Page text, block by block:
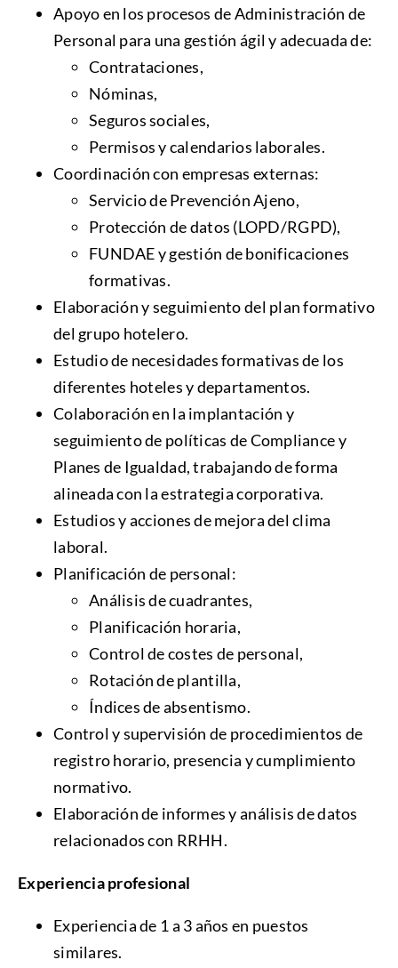
Apoyo en los procesos de Administración de
Personal para una gestión ágil y adecuada de:
Contrataciones,
Nóminas,
Seguros sociales,
Permisos y calendarios laborales.
Coordinación con empresas externas:
Servicio de Prevención Ajeno,
Protección de datos (LOPD/RGPD),
FUNDAE y gestión de bonificaciones
formativas.
Elaboración y seguimiento del plan formativo
del grupo hotelero.
Estudio de necesidades formativas de los
diferentes hoteles y departamentos.
Colaboración en la implantación y
seguimiento de políticas de Compliance y
Planes de Igualdad, trabajando de forma
alineada con la estrategia corporativa.
Estudios y acciones de mejora del clima
laboral.
Planificación de personal:
Análisis de cuadrantes,
Planificación horaria,
Control de costes de personal,
Rotación de plantilla,
Índices de absentismo.
Control y supervisión de procedimientos de
registro horario, presencia y cumplimiento
normativo.
Elaboración de informes y análisis de datos
relacionados con RRHH.
Experiencia profesional
Experiencia de 1 a 3 años en puestos
similares.